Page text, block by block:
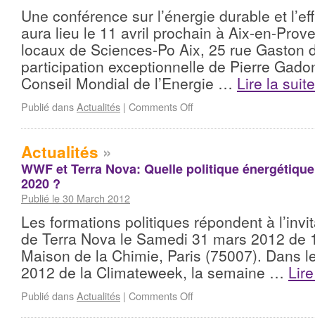
Une conférence sur l’énergie durable et
aura lieu le 11 avril prochain à Aix-en-
locaux de Sciences-Po Aix, 25 rue Gaston
participation exceptionnelle de Pierre
Conseil Mondial de l’Energie … Lire la
Publié dansActualités | Comments Off
Actualités »
WWF et Terra Nova: Quelle politique
2020 ?
Publié le 30 March 2012
Les formations politiques répondent à
de Terra Nova le Samedi 31 mars 2012 de
Maison de la Chimie, Paris (75007). Dans
2012 de la Climateweek, la semaine …
Publié dansActualités | Comments Off